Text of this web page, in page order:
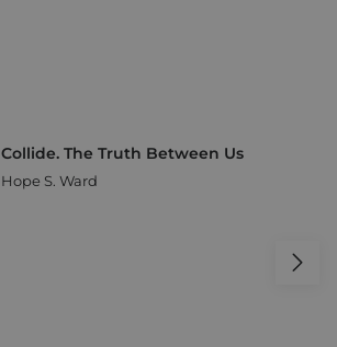
Collide. The Truth Between Us
Hope S. Ward